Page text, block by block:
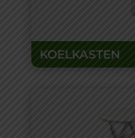
KOELKASTEN